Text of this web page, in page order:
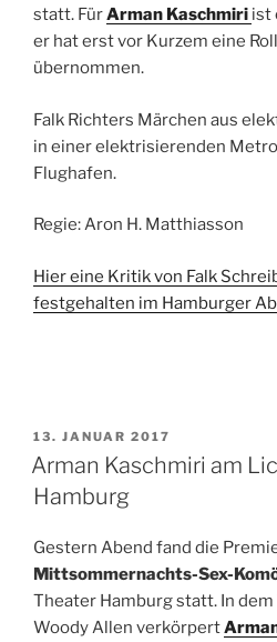
statt. FürArman Kaschmiri ist
er hat erst vor Kurzem eine
übernommen.
Falk Richters Märchen aus
in einer elektrisierenden
Flughafen.
Regie: Aron H. Matthiasson
Hier eine Kritik von Falk
festgehalten im Hamburger
VERÖFFENTLICHT
AM
13. JANUAR 2017
Arman Kaschmiri am
Hamburg
Gestern Abend fand die
Mittsommernachts-Sex-
Theater Hamburg statt. In
Woody Allen verkörpert